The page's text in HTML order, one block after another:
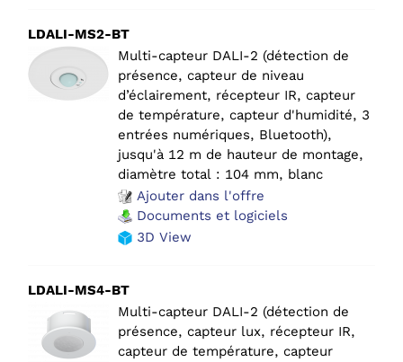
LDALI-MS2-BT
Multi-capteur DALI-2 (détection de
présence, capteur de niveau
d’éclairement, récepteur IR, capteur
de température, capteur d'humidité, 3
entrées numériques, Bluetooth),
jusqu'à 12 m de hauteur de montage,
diamètre total : 104 mm, blanc
Ajouter dans l'offre
Documents et logiciels
3D View
LDALI-MS4-BT
Multi-capteur DALI-2 (détection de
présence, capteur lux, récepteur IR,
capteur de température, capteur